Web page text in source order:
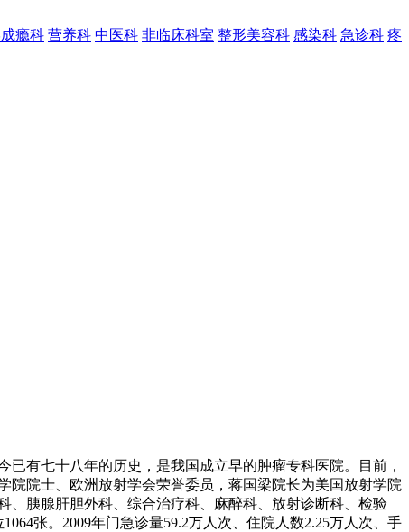
瘾科 营养科 中医科 非临床科室 整形美容科 感染科 急诊科 疼
有七十八年的历史，是我国成立早的肿瘤专科医院。目前，
院院士、欧洲放射学会荣誉委员，蒋国梁院长为美国放射学院
、胰腺肝胆外科、综合治疗科、麻醉科、放射诊断科、检验
张。2009年门急诊量59.2万人次、住院人数2.25万人次、手